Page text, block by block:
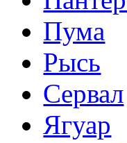
Пума
Рысь
Сервал
Ягуар